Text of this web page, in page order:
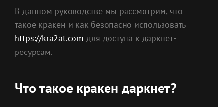
В данном руководстве мы рассмотрим, что
такое кракен и как безопасно использовать
https://kra2at.com для доступа к даркнет-
ресурсам.
Что такое кракен даркнет?